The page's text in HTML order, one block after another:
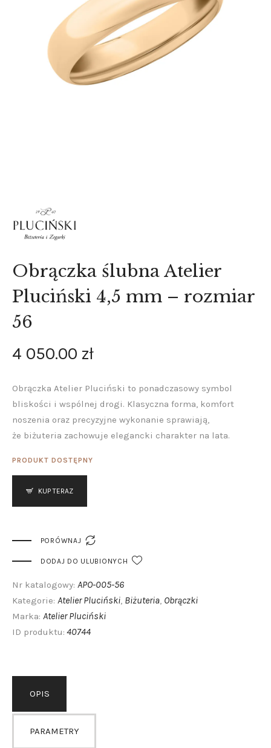
KONTAKT
Obrączka ślubna Atelier
Pluciński 4,5 mm – rozmiar
56
4 050.00 zł
Obrączka Atelier Pluciński to ponadczasowy symbol
bliskości i wspólnej drogi. Klasyczna forma, komfort
noszenia oraz precyzyjne wykonanie sprawiają,
że biżuteria zachowuje elegancki charakter na lata.
PRODUKT DOSTĘPNY
KUP TERAZ
PORÓWNAJ 
DODAJ DO ULUBIONYCH
Nr katalogowy: APO-005-56
Kategorie: Atelier Pluciński, Biżuteria, Obrączki
Marka: Atelier Pluciński
ID produktu: 40744
OPIS
PARAMETRY